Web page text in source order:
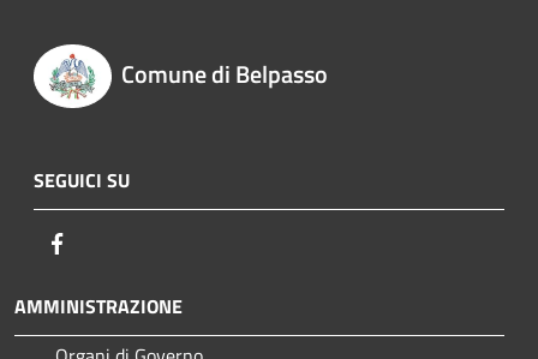
Comune di Belpasso
SEGUICI SU
AMMINISTRAZIONE